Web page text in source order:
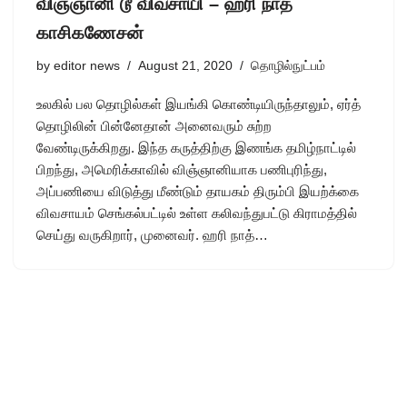
காசிகணேசன்
by editor news August 21, 2020 தொழில்நுட்பம்
உலகில் பல தொழில்கள் இயங்கி கொண்டியிருந்தாலும், ஏர்த்
தொழிலின் பின்னேதான் அனைவரும் சுற்ற
வேண்டிருக்கிறது. இந்த கருத்திற்கு இணங்க தமிழ்நாட்டில்
பிறந்து, அமெரிக்காவில் விஞ்ஞானியாக பணிபுரிந்து,
அப்பணியை விடுத்து மீண்டும் தாயகம் திரும்பி இயற்க்கை
விவசாயம் செங்கல்பட்டில் உள்ள கலிவந்துபட்டு கிராமத்தில்
செய்து வருகிறார், முனைவர். ஹரி நாத்…